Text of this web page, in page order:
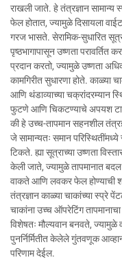
राखली जाते. हे तंत्रज्ञान
फेल होतात, ज्यामुळे दिसायला
गरज भासते. सेरामिक-सुधारित
पृष्ठभागापासून उष्णता
प्रदान करतो, ज्यामुळे उष्णता
कामगिरीत सुधारणा होते. काळ्या
आणि थंडाव्याच्या चक्रांदरम्यान
फुटणे आणि चिकटण्याचे अपयश
की हे उच्च-तापमान सहनशील
जे सामान्यतः समान
टिकते. ह्या सूत्राच्या उष्णता
केली जाते, ज्यामुळे तापमानात बदल
वाकते आणि लवकर फेल होण्याची
तंत्रज्ञान काळ्या चाकांच्या स्प्रे
चाकांना उच्च ऑपरेटिंग तापमानाचा
विशेषतः मौल्यवान बनवते, ज्यामुळे
पुनर्निर्मितीत केलेले गुंतवणूक
परिणाम देईल.